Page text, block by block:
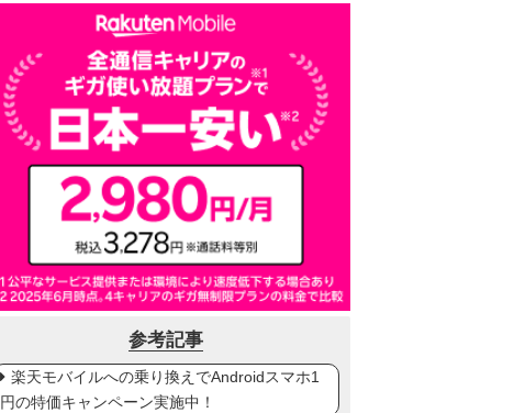
参考記事
楽天モバイルへの乗り換えでAndroidスマホ1
円の特価キャンペーン実施中！